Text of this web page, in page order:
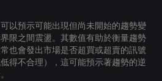
以預示可能出現但尚未開始的趨勢變
限之間震盪。其數值有助於衡量趨勢
也會發出市場是否超買或超賣的訊號
得不合理），這可能預示著趨勢的逆